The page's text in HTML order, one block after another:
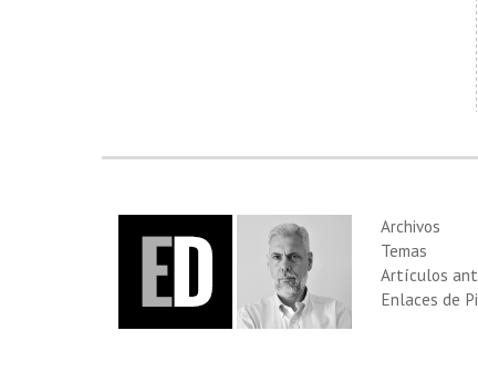
Archivos
Temas
Artículos
Enlaces de